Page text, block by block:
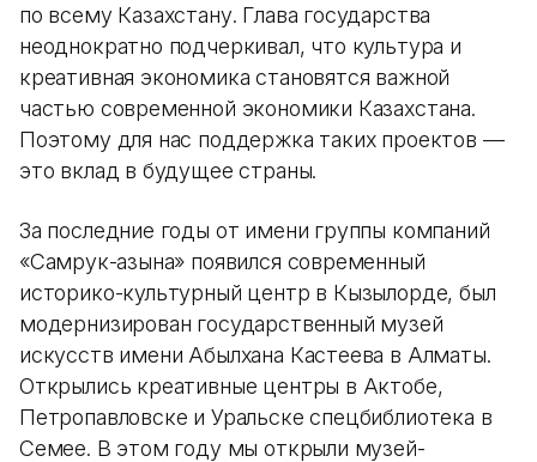
по всему Казахстану. Глава государства
неоднократно подчеркивал, что культура и
креативная экономика становятся важной
частью современной экономики Казахстана.
Поэтому для нас поддержка таких проектов —
это вклад в будущее страны.
За последние годы от имени группы компаний
«Самрук-Қазына» появился современный
историко-культурный центр в Кызылорде, был
модернизирован государственный музей
искусств имени Абылхана Кастеева в Алматы.
Открылись креативные центры в Актобе,
Петропавловске и Уральске спецбиблиотека в
Семее. В этом году мы открыли музей-